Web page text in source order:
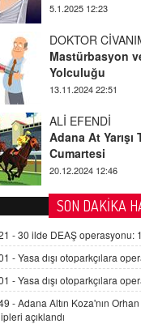
13.11.2024 22:51
ALİ EFENDİ
Adana At Yarışı
Cumartesi
20.12.2024 12:46
TUTKUNUN
Sağlıklı Bir
Bilinmesi
08.11.2024 13:16
FARUK ÖNALAN
Tezkere
2 Kasım 2021 Salı
AV. DOĞAN
Kişisel verilerin
hukukun gelişimi
SON DAKİKA
-30 ilde DEAŞ operasyonu:
-Yasa dışı otoparkçılara
-Yasa dışı otoparkçılara
-Adana Altın Koza'nın
açıklandı